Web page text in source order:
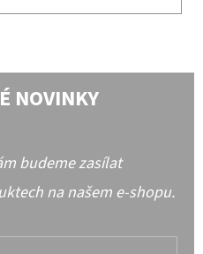
NOVINKY
budeme zasílat
na našem e-shopu.